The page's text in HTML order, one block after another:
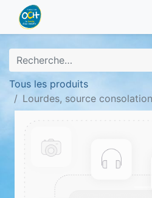
Tous les produits
Lourdes, source